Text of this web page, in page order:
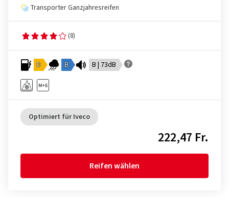
Transporter Ganzjahresreifen
(8)
D B B | 73dB
Optimiert für Iveco
222,47 Fr.
Reifen wählen